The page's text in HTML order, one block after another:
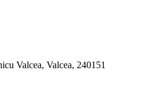
Valcea, Valcea, 240151